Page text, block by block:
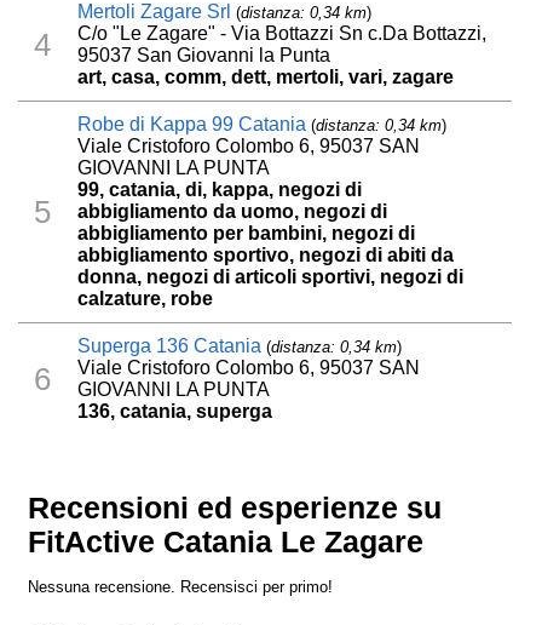
4
Mertoli Zagare Srl (distanza: 0,34 km)
C/o "Le Zagare" - Via Bottazzi Sn c.Da Bottazzi,
95037 San Giovanni la Punta
art, casa, comm, dett, mertoli, vari, zagare
5
Robe di Kappa 99 Catania (distanza: 0,34 km)
Viale Cristoforo Colombo 6, 95037 SAN
GIOVANNI LA PUNTA
99, catania, di, kappa, negozi di
abbigliamento da uomo, negozi di
abbigliamento per bambini, negozi di
abbigliamento sportivo, negozi di abiti da
donna, negozi di articoli sportivi, negozi di
calzature, robe
6
Superga 136 Catania (distanza: 0,34 km)
Viale Cristoforo Colombo 6, 95037 SAN
GIOVANNI LA PUNTA
136, catania, superga
Recensioni ed esperienze su
FitActive Catania Le Zagare
Nessuna recensione. Recensisci per primo!